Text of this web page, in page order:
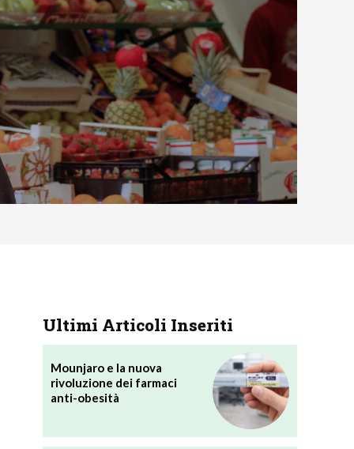
Ultimi Articoli Inseriti
Mounjaro e la nuova
rivoluzione dei farmaci
anti-obesità